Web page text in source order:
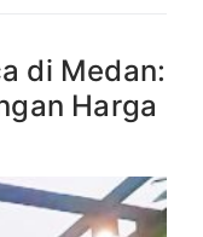
di Medan:
Harga